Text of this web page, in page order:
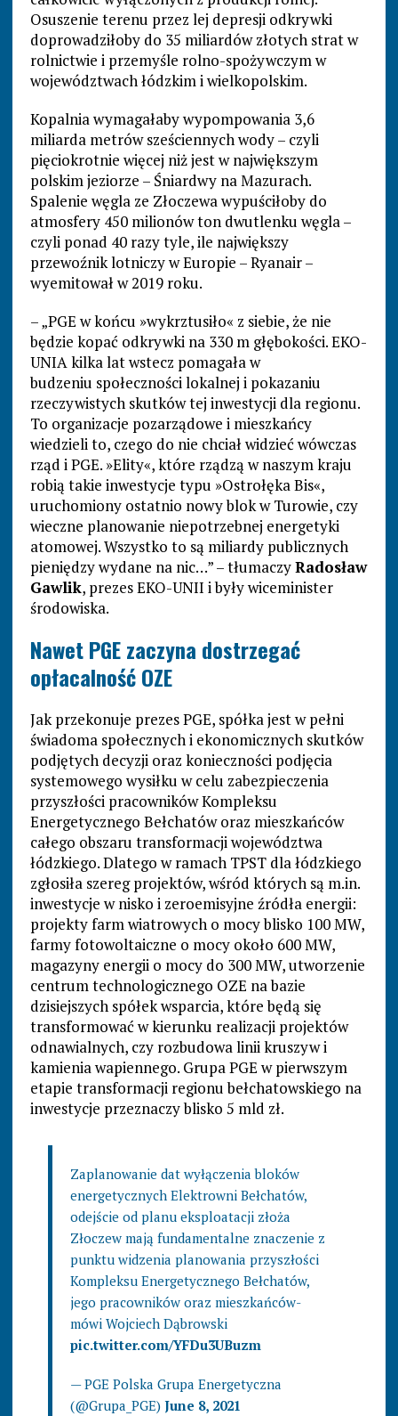
Osuszenie terenu przez lej depresji odkrywki
doprowadziłoby do 35 miliardów złotych strat w
rolnictwie i przemyśle rolno-spożywczym w
województwach łódzkim i wielkopolskim.
Kopalnia wymagałaby wypompowania 3,6
miliarda metrów sześciennych wody – czyli
pięciokrotnie więcej niż jest w największym
polskim jeziorze – Śniardwy na Mazurach.
Spalenie węgla ze Złoczewa wypuściłoby do
atmosfery 450 milionów ton dwutlenku węgla –
czyli ponad 40 razy tyle, ile największy
przewoźnik lotniczy w Europie – Ryanair –
wyemitował w 2019 roku.
– „PGE w końcu »wykrztusiło« z siebie, że nie
będzie kopać odkrywki na 330 m głębokości. EKO-
UNIA kilka lat wstecz pomagała w
budzeniu społeczności lokalnej i pokazaniu
rzeczywistych skutków tej inwestycji dla regionu.
To organizacje pozarządowe i mieszkańcy
wiedzieli to, czego do nie chciał widzieć wówczas
rząd i PGE. »Elity«, które rządzą w naszym kraju
robią takie inwestycje typu »Ostrołęka Bis«,
uruchomiony ostatnio nowy blok w Turowie, czy
wieczne planowanie niepotrzebnej energetyki
atomowej. Wszystko to są miliardy publicznych
pieniędzy wydane na nic…” – tłumaczyRadosław
Gawlik, prezes EKO-UNII i były wiceminister
środowiska.
Nawet PGE zaczyna dostrzegać
opłacalność OZE
Jak przekonuje prezes PGE, spółka jest w pełni
świadoma społecznych i ekonomicznych skutków
podjętych decyzji oraz konieczności podjęcia
systemowego wysiłku w celu zabezpieczenia
przyszłości pracowników Kompleksu
Energetycznego Bełchatów oraz mieszkańców
całego obszaru transformacji województwa
łódzkiego. Dlatego w ramach TPST dla łódzkiego
zgłosiła szereg projektów, wśród których są m.in.
inwestycje w nisko i zeroemisyjne źródła energii:
projekty farm wiatrowych o mocy blisko 100 MW,
farmy fotowoltaiczne o mocy około 600 MW,
magazyny energii o mocy do 300 MW, utworzenie
centrum technologicznego OZE na bazie
dzisiejszych spółek wsparcia, które będą się
transformować w kierunku realizacji projektów
odnawialnych, czy rozbudowa linii kruszyw i
kamienia wapiennego. Grupa PGE w pierwszym
etapie transformacji regionu bełchatowskiego na
inwestycje przeznaczy blisko 5 mld zł.
Zaplanowanie dat wyłączenia bloków
energetycznych Elektrowni Bełchatów,
odejście od planu eksploatacji złoża
Złoczew mają fundamentalne znaczenie z
punktu widzenia planowania przyszłości
Kompleksu Energetycznego Bełchatów,
jego pracowników oraz mieszkańców-
mówi Wojciech Dąbrowski
pic.twitter.com/YFDu3UBuzm
— PGE Polska Grupa Energetyczna
(@Grupa_PGE) June 8, 2021